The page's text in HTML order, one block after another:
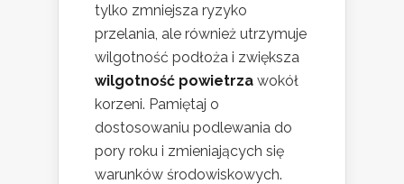
tylko zmniejsza ryzyko
przelania, ale również utrzymuje
wilgotność podłoża i zwiększa
wilgotność powietrza wokół
korzeni. Pamiętaj o
dostosowaniu podlewania do
pory roku i zmieniających się
warunków środowiskowych.